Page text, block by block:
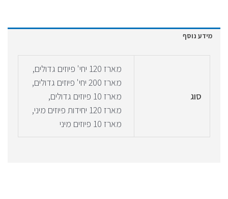
מידע נוסף
סוג
מארז 120 יחי' פיוזים גדולים,
מארז 200 יחי' פיוזים גדולים,
מארז 10 פיוזים גדולים,
מארז 120 יחידות פיוזים מיני,
מארז 10 פיוזים מיני